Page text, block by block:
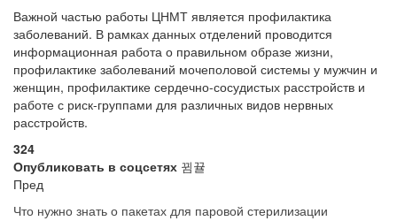
Важной частью работы ЦНМТ является профилактика
заболеваний. В рамках данных отделений проводится
информационная работа о правильном образе жизни,
профилактике заболеваний мочеполовой системы у мужчин и
женщин, профилактике сердечно-сосудистых расстройств и
работе с риск-группами для различных видов нервных
расстройств.
324
Опубликовать в соцсетях
Пред
Что нужно знать о пакетах для паровой стерилизации